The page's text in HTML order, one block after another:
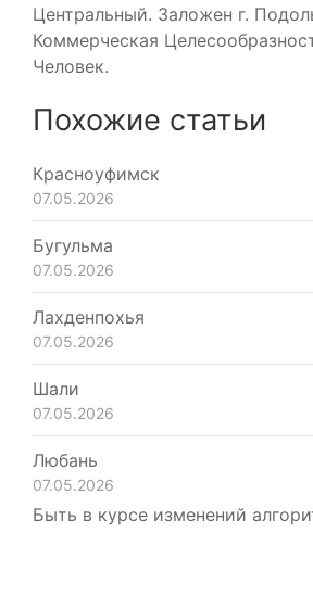
Центральный. Заложен г.
Коммерческая
Человек.
Похожие статьи
Красноуфимск
07.05.2026
Бугульма
07.05.2026
Лахденпохья
07.05.2026
Шали
07.05.2026
Любань
07.05.2026
Быть в курсе изменений